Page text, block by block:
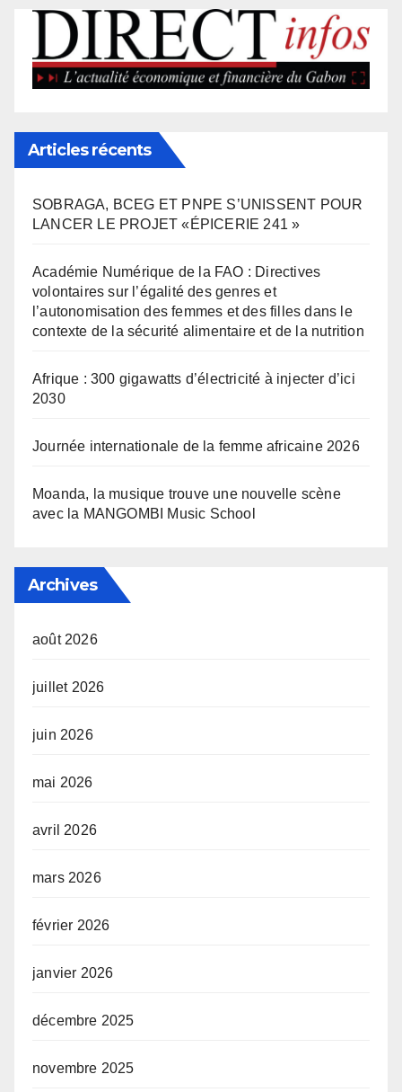
Articles récents
SOBRAGA, BCEG ET PNPE S’UNISSENT POUR
LANCER LE PROJET «ÉPICERIE 241 »
Académie Numérique de la FAO : Directives
volontaires sur l’égalité des genres et
l’autonomisation des femmes et des filles dans le
contexte de la sécurité alimentaire et de la nutrition
Afrique : 300 gigawatts d’électricité à injecter d’ici
2030
Journée internationale de la femme africaine 2026
Moanda, la musique trouve une nouvelle scène
avec la MANGOMBI Music School
Archives
août 2026
juillet 2026
juin 2026
mai 2026
avril 2026
mars 2026
février 2026
janvier 2026
décembre 2025
novembre 2025